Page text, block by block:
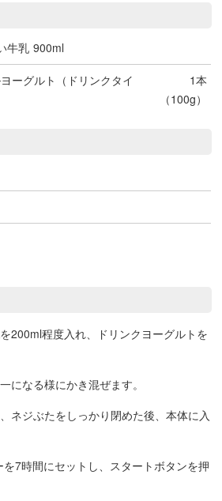
牛乳 900ml
ーグルト（ドリンクタイ
1本
（100g）
200ml程度入れ、ドリンクヨーグルトを
なる様にかき混ぜます。
ネジぶたをしっかり閉めた後、本体に入
7時間にセットし、スタートボタンを押